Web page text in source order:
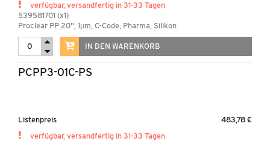
verfügbar, versandfertig in 31-33 Tagen
539581701 (x1)
Proclear PP 20", 1µm, C-Code, Pharma, Silikon
IN DEN WARENKORB
PCPP3-01C-PS
Listenpreis
483,78 €
verfügbar, versandfertig in 31-33 Tagen